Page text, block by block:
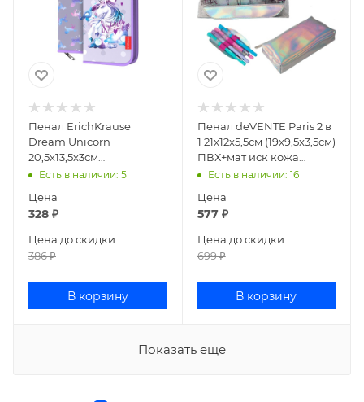
Пенал ErichKrause
Dream Unicorn
20,5х13,5х3см
прямоугольный текстиль
Есть в наличии: 5
Цена
328 ₽
Цена до скидки
386₽
В корзину
Пенал deVENTE Paris 2 в
1 21x12x5,5см (19x9,5x3,5см)
ПВХ+мат иск кожа
7025283
Есть в наличии: 16
Цена
577₽
Цена до скидки
699₽
В корзину
Показать еще